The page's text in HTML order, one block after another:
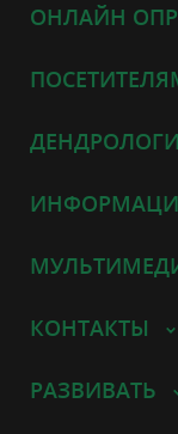
ОНЛАЙН
КОНТАКТЫ
РАЗВИВАТЬ